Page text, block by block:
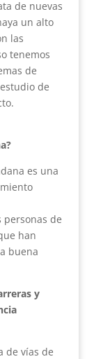
de nuevas
un alto
las
tenemos
de
de
es una
de
han
buena
y
de vías de